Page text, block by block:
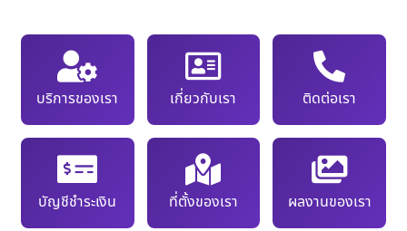
บริการของเรา เกี่ยวกับเรา ติดต่อเรา
บัญชีชำระเงิน ที่ตั้งของเรา ผลงานของเรา